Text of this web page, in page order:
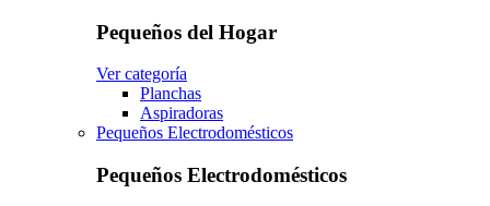
Pequeños del Hogar
Ver categoría
Planchas
Aspiradoras
Pequeños Electrodomésticos
Pequeños Electrodomésticos